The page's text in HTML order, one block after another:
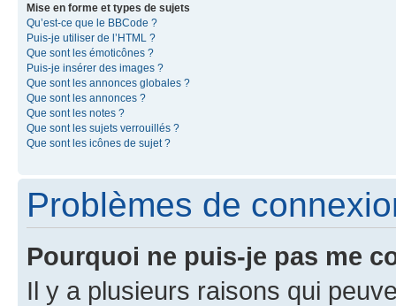
Mise en forme et types de sujets
Qu’est-ce que le BBCode ?
Puis-je utiliser de l’HTML ?
Que sont les émoticônes ?
Puis-je insérer des images ?
Que sont les annonces globales ?
Que sont les annonces ?
Que sont les notes ?
Que sont les sujets verrouillés ?
Que sont les icônes de sujet ?
Problèmes de
Pourquoi ne puis-je pas me
Il y a plusieurs raisons qui